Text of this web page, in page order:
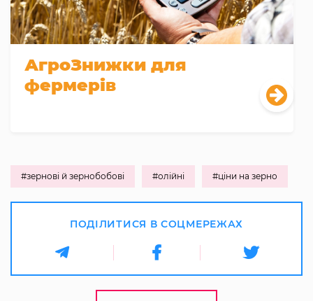
АгроЗнижки для
фермерів
#зернові й зернобобові #олійні #ціни на зерно
ПОДІЛИТИСЯ В СОЦМЕРЕЖАХ